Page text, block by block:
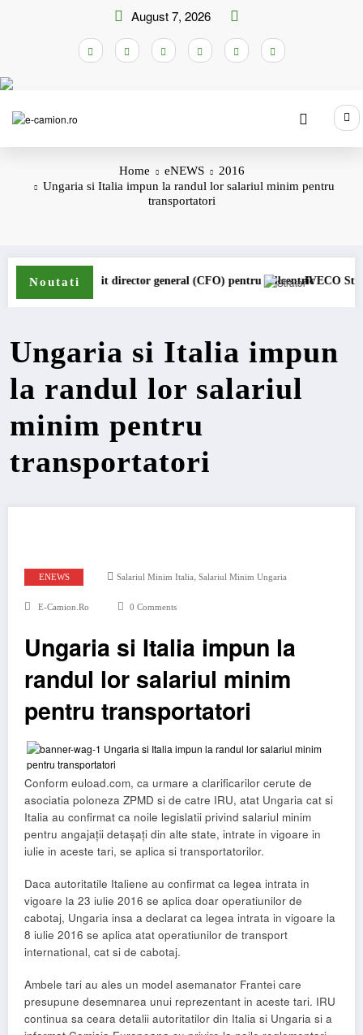
August 7, 2026
Home eNEWS
2016
Ungaria si Italia impun la randul lor salariul minim pentru
transportatori
Noutati
numit director general (CFO) pentru cellcentricIVECO Strator se întoarce
Ungaria si Italia impun
la randul lor salariul
minim pentru
transportatori
ENEWS Salariul Minim Italia, Salariul Minim Ungaria
E-Camion.ro 0 Comments
Ungaria si Italia impun la
randul lor salariul minim
pentru transportatori
Conform euload.com, ca urmare a clarificarilor cerute de
asociatia poloneza ZPMD si de catre IRU, atat Ungaria cat si
Italia au confirmat ca noile legislatii privind salariul minim
pentru angajații detașați din alte state, intrate in vigoare in
iulie in aceste tari, se aplica si transportatorilor.
Daca autoritatile Italiene au confirmat ca legea intrata in
vigoare la 23 iulie 2016 se aplica doar operatiunilor de
cabotaj, Ungaria insa a declarat ca legea intrata in vigoare la
8 iulie 2016 se aplica atat operatiunilor de transport
international, cat si de cabotaj.
Ambele tari au ales un model asemanator Frantei care
presupune desemnarea unui reprezentant in aceste tari. IRU
continua sa ceara detalii autoritatilor din Italia si Ungaria si a